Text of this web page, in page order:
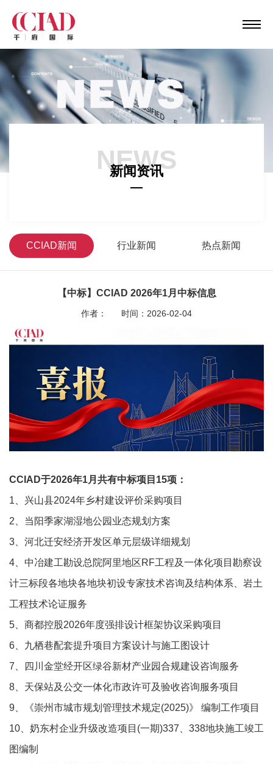
NEWS
新闻资讯
CCIAD新闻 行业新闻 热点新闻
【中标】CCIAD 2026年1月中标信息
作者： 时间：2026-02-04
CCIAD于2026年1月共有中标项目15项：
1、兴山县2024年乡村建设评价采购项目
2、当阳季家湖湿地公园业态规划方案
3、河北迁安经济开发区单元层级详细规划
4、中冶建工勘设总院阿里地区RF工程及一体化项目勘察设
计三标段各地块各地块初设专家技术咨询及结构体系、岩土
工程技术论证服务
5、商都控股2026年度强排设计框架协议采购项目
6、九栖巷配套提升项目方案设计与施工图设计
7、四川金堂经开区绿谷新材产业园合规建设咨询服务
8、天保站及公交一体化市政许可及验收咨询服务项目
9、《崇州市城市规划管理技术规定(2025)》 编制工作项目
10、奶东村企业升级改造项目(一期)337、338地块施工竣工
图编制